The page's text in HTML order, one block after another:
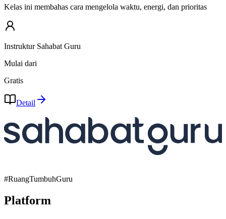
Kelas ini membahas cara mengelola waktu, energi, dan prioritas
Instruktur Sahabat Guru
Mulai dari
Gratis
Detail
#RuangTumbuhGuru
Platform